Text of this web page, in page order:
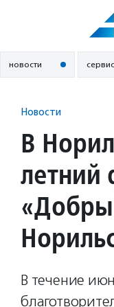
новости
Новости
В
летний
В течение